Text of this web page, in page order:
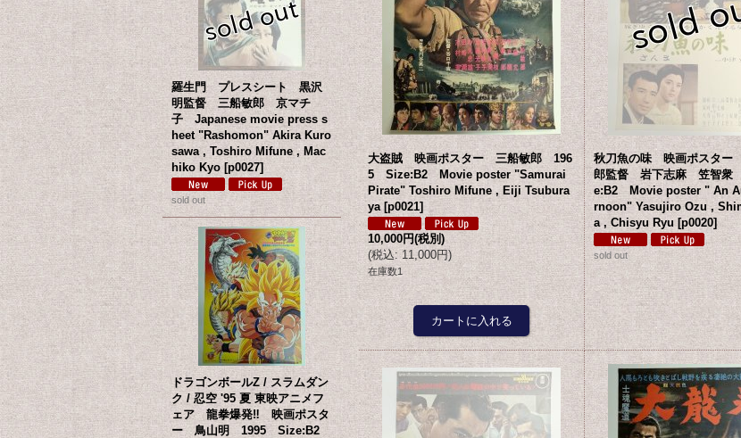
羅生門 プレスシート 黒沢
明監督 三船敏郎 京マチ
子 Japanese movie press s
heet "Rashomon" Akira Kuro
sawa , Toshiro Mifune , Mac
hiko Kyo [p0027]
sold out
ドラゴンボールZ / スラムダン
ク / 忍空 '95 夏 東映アニメフ
ェア 龍拳爆発‼ 映画ポスタ
ー 鳥山明 1995 Size:B2
大盗賊 映画ポスター 三船敏郎 196
5 Size:B2 Movie poster "Samurai
Pirate" Toshiro Mifune , Eiji Tsubura
ya [p0021]
10,000円(税別)
(税込: 11,000円)
在庫数1
秋刀魚の味 映画ポスター
郎監督 岩下志麻 笠智
e:B2 Movie poster " An
rnoon" Yasujiro Ozu ,
a , Chisyu Ryu [p0020]
sold out